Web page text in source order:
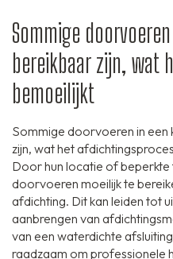
Sommige
bereikbaar zijn, wat
bemoeilijkt
Sommige doorvoeren in een
zijn, wat het
Door hun locatie of beperkte
doorvoeren moeilijk te
afdichting. Dit kan leiden tot
aanbrengen van
van een waterdichte
raadzaam om professionele